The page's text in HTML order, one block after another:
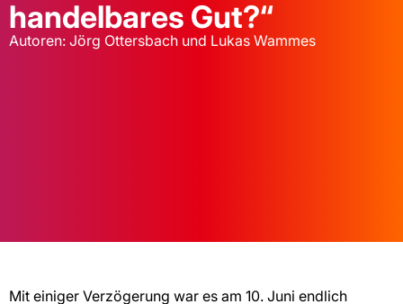
handelbares Gut?“
Autoren: Jörg Ottersbach und Lukas Wammes
Mit einiger Verzögerung war es am 10. Juni endlich